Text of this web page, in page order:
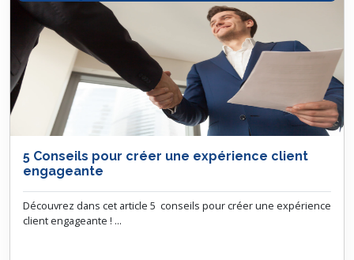
5 Conseils pour créer une expérience client
engageante
Découvrez dans cet article 5 conseils pour créer une expérience
client engageante ! ...